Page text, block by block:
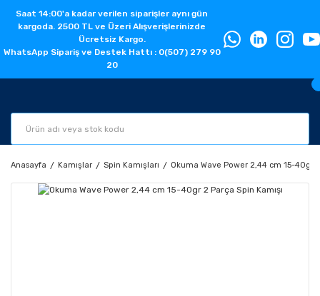
Saat 14:00'a kadar verilen siparişler aynı gün
kargoda. 2500 TL ve Üzeri Alışverişlerinizde
Ücretsiz Kargo.
WhatsApp Sipariş ve Destek Hattı : 0(507) 279 90
20
Anasayfa Kamışlar Spin Kamışları Okuma Wave Power 2,44 cm 15-40gr